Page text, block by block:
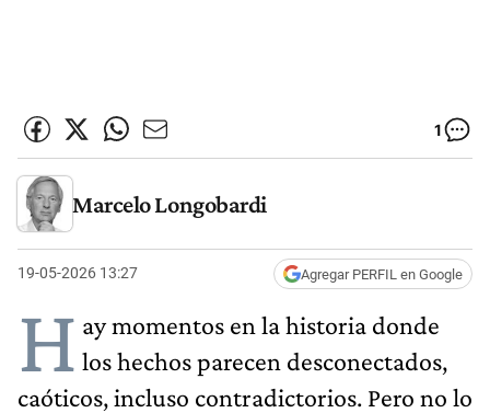
1
Marcelo Longobardi
19-05-2026 13:27 Agregar PERFIL en Google
H ay momentos en la historia donde
los hechos parecen desconectados,
caóticos, incluso contradictorios. Pero no lo